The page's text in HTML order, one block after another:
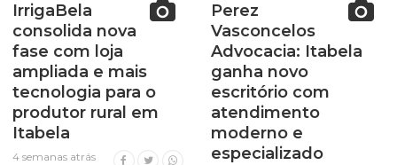
IrrigaBela
consolida nova
fase com loja
ampliada e mais
tecnologia para o
produtor rural em
Itabela
4 semanas atrás
Perez
Vasconcelos
Advocacia: Itabela
ganha novo
escritório com
atendimento
moderno e
especializado